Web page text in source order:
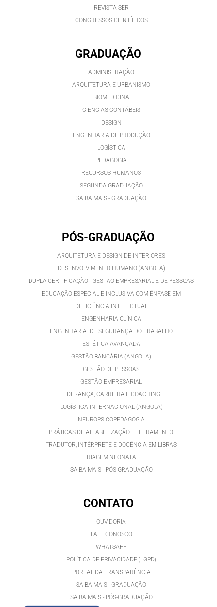
REVISTA SER
CONGRESSOS CIENTÍFICOS
GRADUAÇÃO
ADMINISTRAÇÃO
ARQUITETURA E URBANISMO
BIOMEDICINA
CIENCIAS CONTÁBEIS
DESIGN
ENGENHARIA DE PRODUÇÃO
LOGÍSTICA
PEDAGOGIA
RECURSOS HUMANOS
SEGUNDA GRADUAÇÃO
SAIBA MAIS - GRADUAÇÃO
PÓS-GRADUAÇÃO
ARQUITETURA E DESIGN DE INTERIORES
DESENVOLVIMENTO HUMANO (ANGOLA)
DUPLA CERTIFICAÇÃO - GESTÃO EMPRESARIAL E DE PESSOAS
EDUCAÇÃO ESPECIAL E INCLUSIVA COM ÊNFASE EM
DEFICIÊNCIA INTELECTUAL
ENGENHARIA CLÍNICA
ENGENHARIA DE SEGURANÇA DO TRABALHO
ESTÉTICA AVANÇADA
GESTÃO BANCÁRIA (ANGOLA)
GESTÃO DE PESSOAS
GESTÃO EMPRESARIAL
LIDERANÇA, CARREIRA E COACHING
LOGÍSTICA INTERNACIONAL (ANGOLA)
NEUROPSICOPEDAGOGIA
PRÁTICAS DE ALFABETIZAÇÃO E LETRAMENTO
TRADUTOR, INTÉRPRETE E DOCÊNCIA EM LIBRAS
TRIAGEM NEONATAL
SAIBA MAIS - PÓS-GRADUAÇÃO
CONTATO
OUVIDORIA
FALE CONOSCO
WHATSAPP
POLÍTICA DE PRIVACIDADE (LGPD)
PORTAL DA TRANSPARÊNCIA
SAIBA MAIS - GRADUAÇÃO
SAIBA MAIS - PÓS-GRADUAÇÃO